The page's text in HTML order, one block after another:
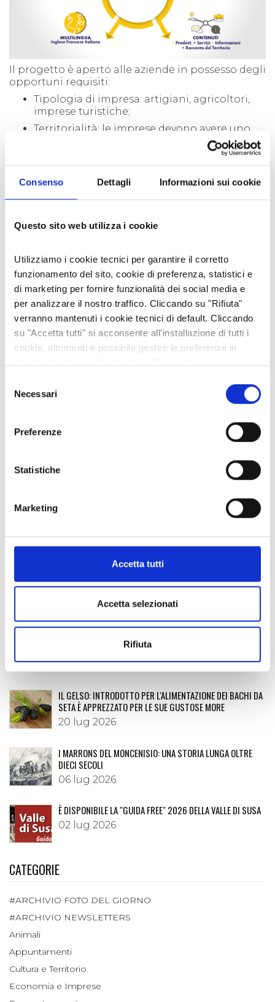
Consenso Dettagli Informazioni sui cookie
Questo sito web utilizza i cookie
Utilizziamo i cookie tecnici per garantire il corretto
funzionamento del sito, cookie di preferenza, statistici e
di marketing per fornire funzionalità dei social media e
per analizzare il nostro traffico. Cliccando su "Rifiuta"
verranno mantenuti i cookie tecnici di default. Cliccando
su "Accetta tutti" si acconsente all'installazione di tutti i
cookie, altrimenti è possibile gestire le preferenze in
delNecessari
Preferenze
Statistiche
Marketing
Accetta tutti
Accetta selezionati
Rifiuta
Il progetto è aperto alle aziende in possesso degli
opportuni requisiti:
Tipologia di impresa: artigiani, agricoltori,
imprese turistiche;
Territorialità: le imprese devono avere uno
stretto legame con il territorio e condividere
l’obiettivo di valorizzare il sentimento di
appartenenza alla comunità;
“Saper fare”: (artigianalità e trasformazioni
Avere una “storia da raccontare” dell’impresa
Disponibilità a far parte di una rete
informale.
Ad ogni azienda che partecipa al progetto
verranno garantiti una serie di strumenti di
comunicazione e di promozione delle proprie
attività, a partire dal sito/portale.
Vuoi far parte del progetto ed essere inserito
nel portale Laboratorio Alte Valli?
Contatta Elena Schina (011.19672185,
progettieterritori@cna-to.it
POST RECENTI
SUL ROCCIAMELONE SI FESTEGGIA LA MADONNA DELLA
04 ago 2026
FARE IMPRESA NELLE TERRE ALTE: A SUSA CNA DISCUTE DI
TURISMO E CELEBRA LA FEDELTÀ ASSOCIATIVA
29 lug 2026
IL GELSO: INTRODOTTO PER L'ALIMENTAZIONE DEI BACHI DA
SETA È APPREZZATO PER LE SUE GUSTOSE MORE
20 lug 2026
I MARRONS DEL MONCENISIO: UNA STORIA LUNGA OLTRE
DIECI SECOLI
06 lug 2026
È DISPONIBILE LA "GUIDA FREE" 2026 DELLA VALLE DI SUSA
02 lug 2026
CATEGORIE
#ARCHIVIO FOTO DEL GIORNO
#ARCHIVIO NEWSLETTERS
Animali
Appuntamenti
Cultura e Territorio
Economia e Imprese